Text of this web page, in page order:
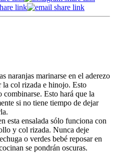
naranjas marinarse en el aderezo
la col rizada e hinojo. Esto
combinarse. Esto hará que la
si no tiene tiempo de dejar
esta ensalada sólo funciona con
y col rizada. Nunca deje
o verdes bebé reposar en
se pondrán oscuras.